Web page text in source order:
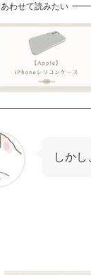
あわせて読みたい
しか